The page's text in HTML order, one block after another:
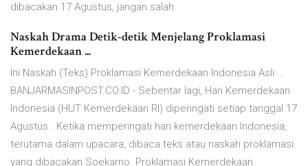
dibacakan 17 Agustus, jangan salah.
Naskah Drama Detik-detik Menjelang Proklamasi
Kemerdekaan ...
Ini Naskah (Teks) Proklamasi Kemerdekaan Indonesia Asli ...
BANJARMASINPOST.CO.ID - Sebentar lagi, Hari Kemerdekaan
Indonesia (HUT Kemerdekaan RI) diperingati setiap tanggal 17
Agustus.. Ketika memperingati hari kemerdekaan Indonesia,
terutama dalam upacara, dibaca teks atau naskah proklamasi
yang dibacakan Soekarno. Proklamasi Kemerdekaan